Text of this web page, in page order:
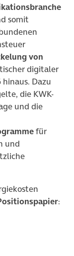
somit
von
digitaler
Dazu
die KWK-
und die
für
und
: